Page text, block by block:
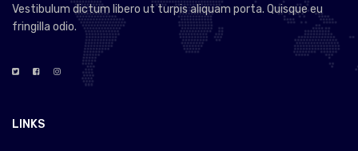
Vestibulum dictum libero ut turpis aliquam porta. Quisque eu
fringilla odio.
LINKS